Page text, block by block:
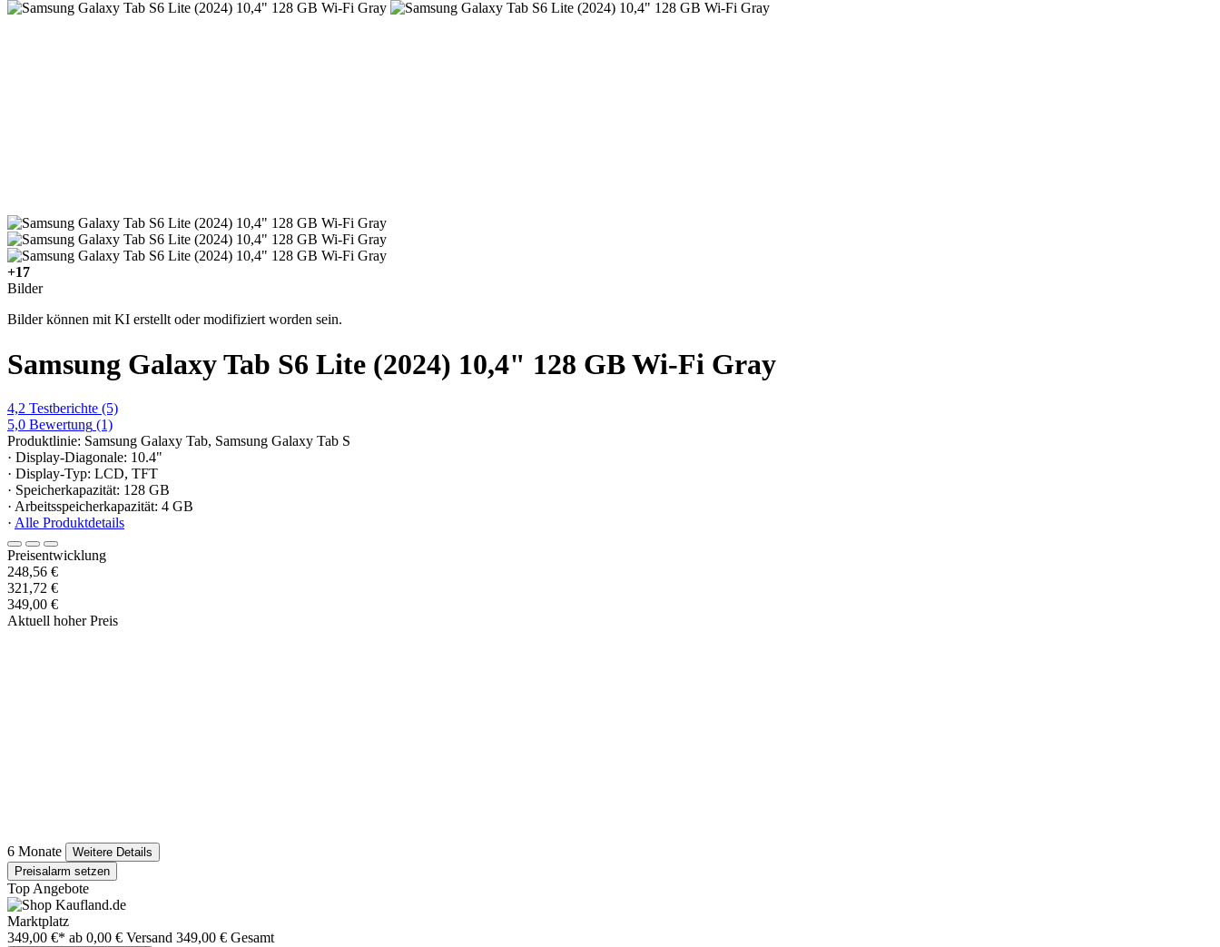
+17
Bilder
Bilder können mit KI erstellt oder modifiziert worden sein.
Samsung Galaxy Tab S6 Lite (2024) 10,4" 128 GB Wi-Fi Gray
4,2 Testberichte (5)
5,0 Bewertung (1)
Produktlinie: Samsung Galaxy Tab, Samsung Galaxy Tab S
· Display-Diagonale: 10.4"
· Display-Typ: LCD, TFT
· Speicherkapazität: 128 GB
· Arbeitsspeicherkapazität: 4 GB
· Alle Produktdetails
Preisentwicklung
248,56 €
321,72 €
349,00 €
Aktuell hoher Preis
6 Monate
Weitere Details
Preisalarm setzen
Top Angebote
Marktplatz
349,00 €* ab 0,00 € Versand 349,00 € Gesamt